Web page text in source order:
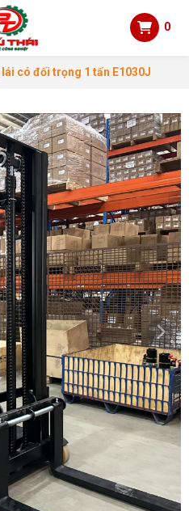
0
có đối trọng 1 tấn E1030J